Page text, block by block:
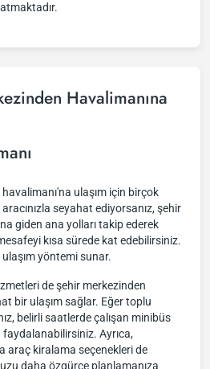
Havalimanına
ulaşım için birçok
seyahat ediyorsanız, şehir
giden ana yolları takip ederek
kısa sürede kat edebilirsiniz.
yöntemi sunar.
de şehir merkezinden
bir ulaşım sağlar. Eğer toplu
belirli saatlerde çalışan minibüs
Ayrıca,
araç kiralama seçenekleri de
daha özgürce planlamanıza